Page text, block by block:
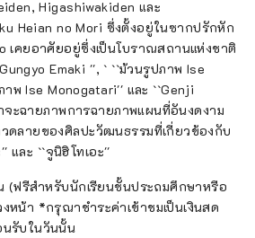
Higashiwakiden และ
Heian no Mori ซึ่งตั้งอยู่ในซากปรักหัก
เคยอาศัยอยู่ซึ่งเป็นโบราณสถานแห่งชาติ
Emaki '', ` ``ม้วนรูปภาพ Ise
พ Ise Monogatari'' และ ``Genji
จะฉายภาพการฉายภาพแผนที่อันงดงาม
ดลายของศิลปะวัฒนธรรมที่เกี่ยวข้องกับ
และ ``จูนิฮิโทเอะ''
(ฟรีสำหรับนักเรียนชั้นประถมศึกษาหรือ
หน้า *กรุณาชำระค่าเข้าชมเป็นเงินสด
รับในวันนั้น